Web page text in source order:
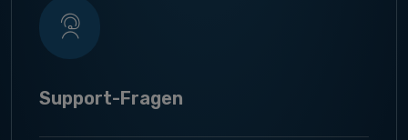
Support-Fragen